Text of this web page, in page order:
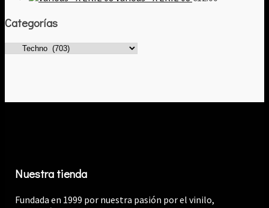
Categorías
Nuestra tienda
Fundada en 1999 por nuestra pasión por el vinilo,